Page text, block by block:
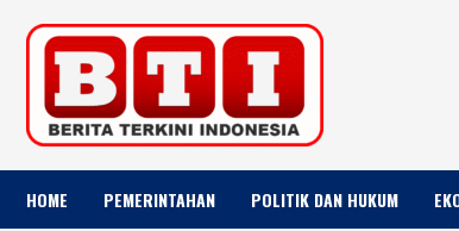
HOME PEMERINTAHAN POLITIK DAN HUKUM